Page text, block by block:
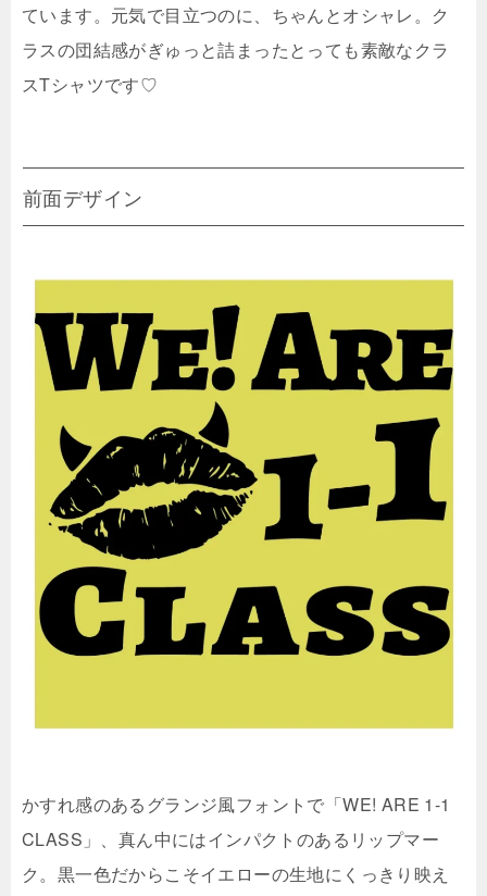
ています。元気で目立つのに、ちゃんとオシャレ。ク
ラスの団結感がぎゅっと詰まったとっても素敵なクラ
スTシャツです♡
前面デザイン
かすれ感のあるグランジ風フォントで「WE! ARE 1-1
CLASS」、真ん中にはインパクトのあるリップマー
ク。黒一色だからこそイエローの生地にくっきり映え